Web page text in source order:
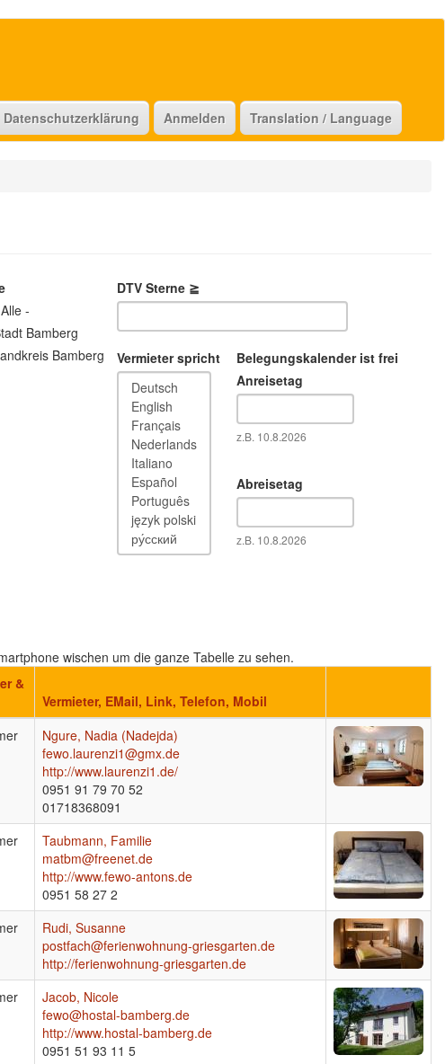
Datenschutzerklärung Anmelden Translation / Language
-
Bamberg
Bamberg
DTV Sterne ≧
Vermieter spricht
Belegungskalender ist frei
Anreisetag
Datum
z.B. 10.8.2026
Abreisetag
Datum
z.B. 10.8.2026
wischen um die ganze Tabelle zu sehen.
&
Vermieter, EMail, Link, Telefon, Mobil
Ngure, Nadia (Nadejda)
fewo.laurenzi1@gmx.de
http://www.laurenzi1.de/
0951 91 79 70 52
01718368091
Taubmann, Familie
matbm@freenet.de
http://www.fewo-antons.de
0951 58 27 2
Rudi, Susanne
postfach@ferienwohnung-griesgarten.de
http://ferienwohnung-griesgarten.de
Jacob, Nicole
fewo@hostal-bamberg.de
http://www.hostal-bamberg.de
0951 51 93 11 5